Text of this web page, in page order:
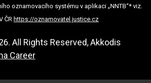
oznamovacího systému v aplikaci „NNTB“* viz.
ČR https://oznamovatel.justice.cz
All Rights Reserved, Akkodis
Career